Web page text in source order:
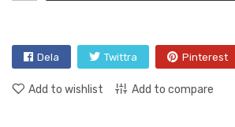
Dela Twittra Pinterest
Add to wishlist Add to compare